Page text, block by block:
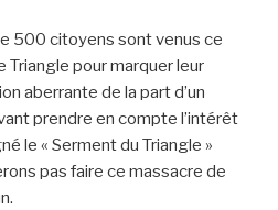
500 citoyens sont venus ce
Triangle pour marquer leur
aberrante de la part d’un
prendre en compte l’intérêt
le « Serment du Triangle »
pas faire ce massacre de